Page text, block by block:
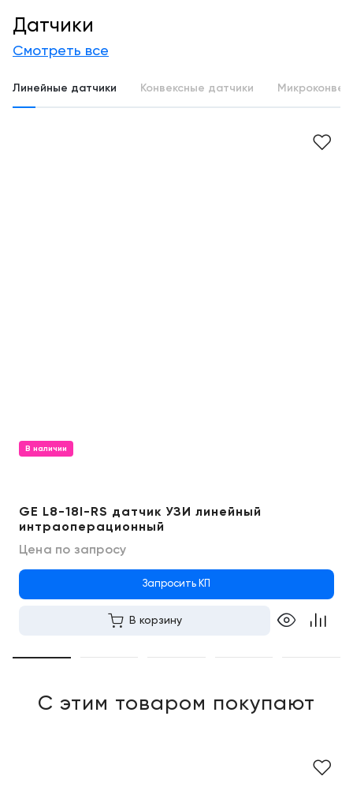
Датчики
Смотреть все
Линейные датчики Конвексные датчики
В наличии
GE L8-18I-RS датчик УЗИ линейный
интраоперационный
Цена по запросу
Запросить КП
В корзину
С этим товаром покупают